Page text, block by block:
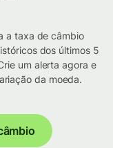
a taxa de câmbio
dos últimos 5
um alerta agora e
da moeda.